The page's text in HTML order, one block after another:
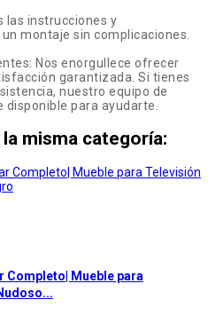
las instrucciones y
montaje sin complicaciones.
Nos enorgullece ofrecer
garantizada. Si tienes
nuestro equipo de
para ayudarte.
misma categoría:
Completo| Mueble para